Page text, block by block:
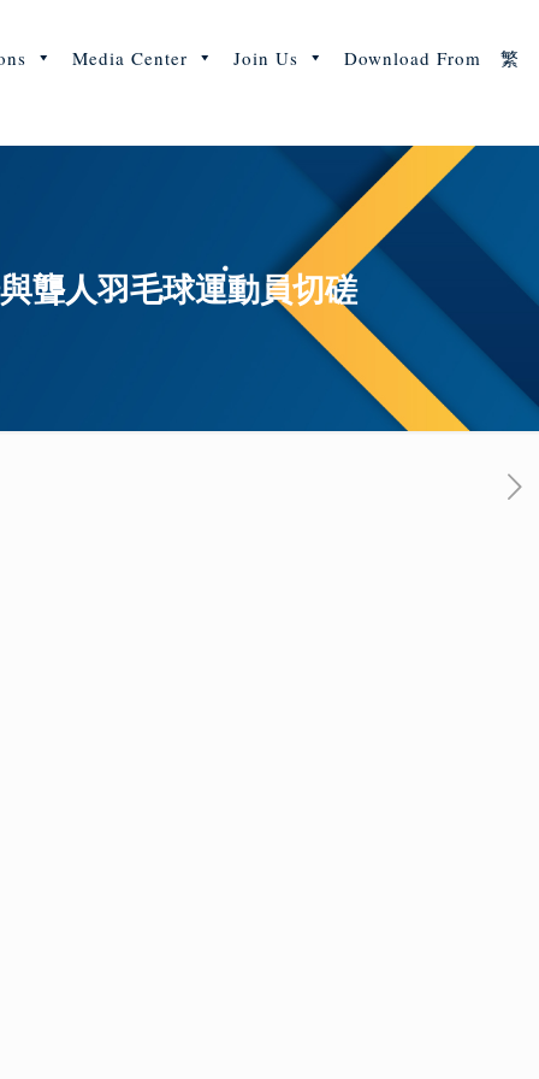
Media Center Join Us Download From 繁
聾人羽毛球運動員切磋